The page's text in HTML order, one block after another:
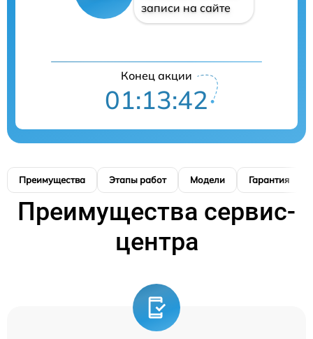
записи на сайте
Конец акции
01:13:41
Преимущества Этапы работ Модели Гарантия
Преимущества сервис-
центра